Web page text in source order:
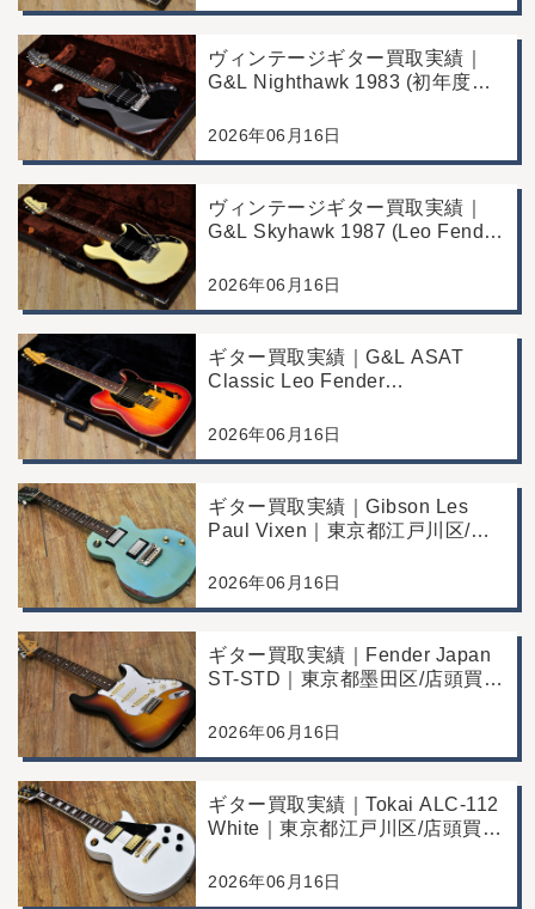
ヴィンテージギター買取実績｜
G&L Nighthawk 1983 (初年度マ
区/店頭買取/コンディション良好
2026年06月16日
ヴィンテージギター買取実績｜
G&L Skyhawk 1987 (Leo Fender
川区/店頭買取/コンディション良
2026年06月16日
ギター買取実績｜G&L ASAT
Classic Leo Fender
江戸川区/店頭買取/コンディショ
2026年06月16日
ギター買取実績｜Gibson Les
Paul Vixen｜東京都江戸川区/店
例
2026年06月16日
ギター買取実績｜Fender Japan
ST-STD｜東京都墨田区/店頭買
2026年06月16日
ギター買取実績｜Tokai ALC-112
White｜東京都江戸川区/店頭買
2026年06月16日